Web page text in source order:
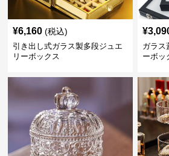
¥6,160 (税込)
引き出し式ガラス製多段ジュエ
リーボックス
¥
ガラス
ーボッ